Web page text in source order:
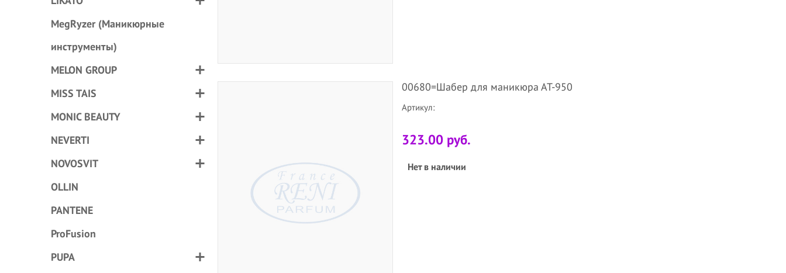
MegRyzer (Маникюрные
инструменты)
MELON GROUP
MISS TAIS
MONIC BEAUTY
NEVERTI
NOVOSVIT
OLLIN
PANTENE
ProFusion
PUPA
00680=Шабер для маникюра АТ-950
Артикул:
323.00 руб.
Нет в наличии